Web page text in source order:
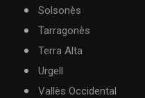
Solsonès
Tarragonès
Terra Alta
Urgell
Vallès Occidental